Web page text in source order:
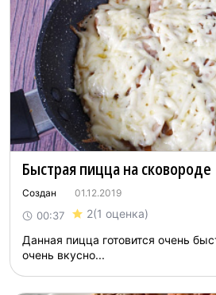
Быстрая пицца на сковороде
Создан 01.12.2019
00:37 2(1 оценка)
Данная пицца готовится очень
очень вкусно...